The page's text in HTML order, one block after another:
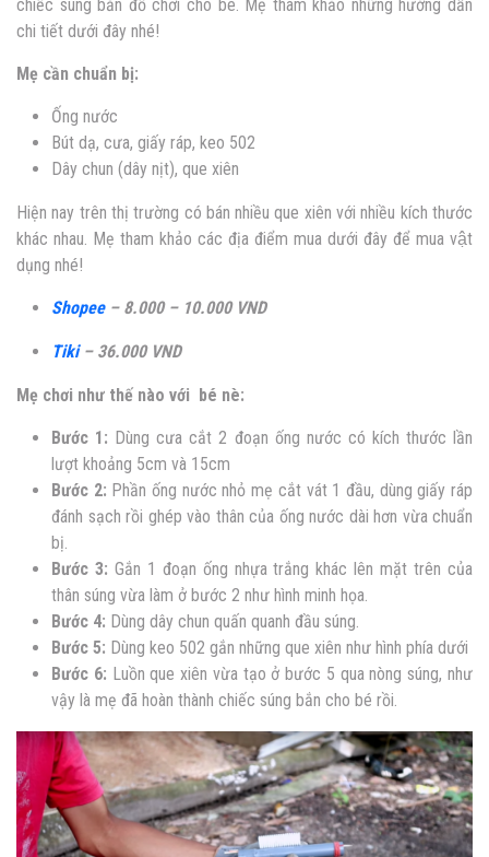
chiếc súng bắn đồ chơi cho bé. Mẹ tham khảo những hướng dẫn
chi tiết dưới đây nhé!
Mẹ cần chuẩn bị:
Ống nước
Bút dạ, cưa, giấy ráp, keo 502
Dây chun (dây nịt), que xiên
Hiện nay trên thị trường có bán nhiều que xiên với nhiều kích thước
khác nhau. Mẹ tham khảo các địa điểm mua dưới đây để mua vật
dụng nhé!
Shopee– 8.000 – 10.000 VND
Tiki– 36.000 VND
Mẹ chơi như thế nào với bé nè:
Bước 1: Dùng cưa cắt 2 đoạn ống nước có kích thước lần
lượt khoảng 5cm và 15cm
Bước 2: Phần ống nước nhỏ mẹ cắt vát 1 đầu, dùng giấy ráp
đánh sạch rồi ghép vào thân của ống nước dài hơn vừa chuẩn
bị.
Bước 3: Gắn 1 đoạn ống nhựa trắng khác lên mặt trên của
thân súng vừa làm ở bước 2 như hình minh họa.
Bước 4: Dùng dây chun quấn quanh đầu súng.
Bước 5: Dùng keo 502 gắn những que xiên như hình phía dưới
Bước 6: Luồn que xiên vừa tạo ở bước 5 qua nòng súng, như
vậy là mẹ đã hoàn thành chiếc súng bắn cho bé rồi.